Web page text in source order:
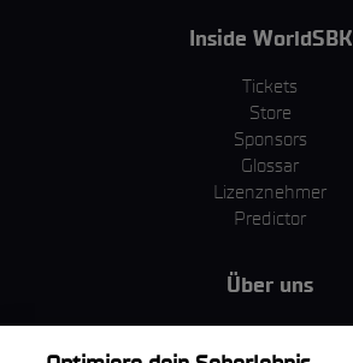
Inside WorldSBK
Tickets
Store
Sponsors
Glossar
Lizenznehmer
Predictor
Über uns
MotoGP Group
Cookie Richtlinien